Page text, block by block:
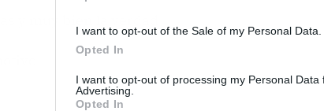
I want to opt-out of the Sale of my Personal Data.
Opted In
I want to opt-out of processing my Personal Data
Advertising.
Opted In
y muy bien la verdad